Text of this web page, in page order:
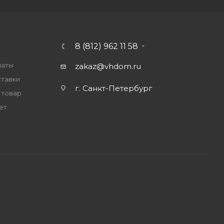
товар
8 (812) 962 11 58
zakaz@vhdom.ru
г. Санкт-Петербург